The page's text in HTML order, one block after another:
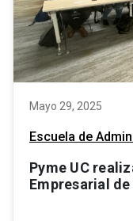
Mayo 29, 2025
Escuela de
Pyme UC
Empresarial